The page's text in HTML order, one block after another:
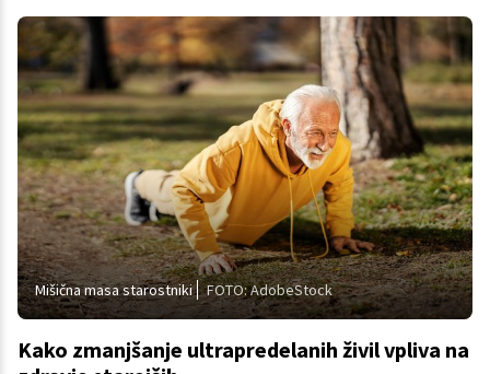
Mišična masa starostniki FOTO: AdobeStock
Kako zmanjšanje ultrapredelanih živil vpliva na